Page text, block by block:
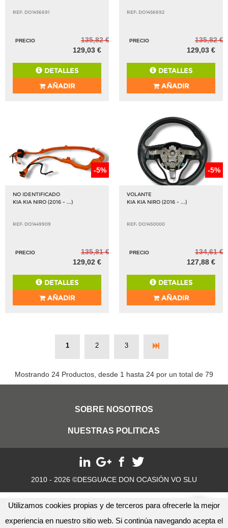
Utilizamos cookies propias y de terceros para ofrecerle la mejor
experiencia en nuestro sitio web. Si continúa navegando acepta el
REF: DO1456691
PRECIO
135,82 €
129,03 €
DETALLES
AÑADIR
REF: DO1456692
PRECIO
135,82 €
129,03 €
DETALLES
AÑADIR
-5%
NO IDENTIFICADO
KIA KIA NIRO (2016 - ...)
REF: DO1449909
PRECIO
135,81 €
129,02 €
DETALLES
AÑADIR
-5%
VOLANTE
KIA KIA NIRO (2016 - ...)
REF: DO1450000
PRECIO
134,61 €
127,88 €
DETALLES
AÑADIR
1 2 3
Mostrando 24 Productos, desde 1 hasta 24 por un total de 79
SOBRE NOSOTROS
NUESTRAS POLITICAS
2010 - 2026 ©DESGUACE DON OCASIÓN VO SLU